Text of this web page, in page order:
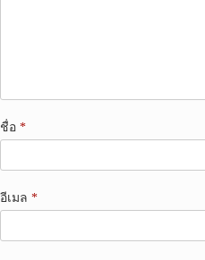
ชื่อ *
อีเมล *